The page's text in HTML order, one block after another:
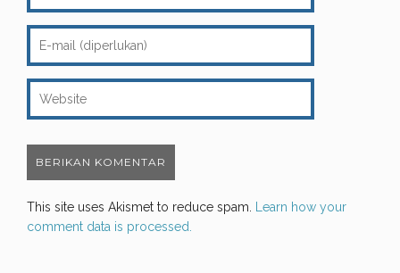
This site uses Akismet to reduce spam. Learn how your
comment data is processed.